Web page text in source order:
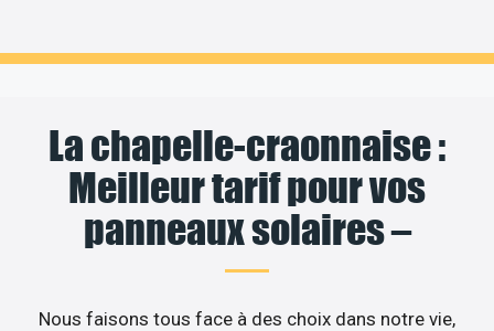
La chapelle-craonnaise :
Meilleur tarif pour vos
panneaux solaires –
Nous faisons tous face à des choix dans notre vie,